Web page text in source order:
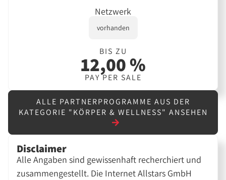
Netzwerk
vorhanden
BIS ZU
12,00 %
PAY PER SALE
ALLE PARTNERPROGRAMME AUS DER
KATEGORIE "KÖRPER & WELLNESS" ANSEHEN
Disclaimer
Alle Angaben sind gewissenhaft recherchiert und
zusammengestellt. Die Internet Allstars GmbH